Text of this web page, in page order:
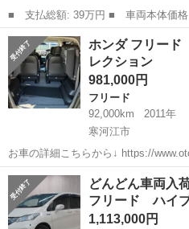
■ 支払総額: 39万円 ■ 車両本体価格： 340,000 円 ■ メーカー
名： ホンダ ■ 車種名： フリー
トセレクション ■ 排気量：
ョ...
宮城 黒川郡 フリード
ホンダ フリー
レクション
981,000円
フリード
92,000km
2011年
寒河江市
お車の詳細こちらから↓ https://
carno=039571 来店不要で全国対応中🗾(※沖縄/北海道/離島除く) 携帯
さえあれば即日審査・契約もできちゃ
山形 寒河江市 フリード
どんどん車両入
フリード ハイ
1,113,000円